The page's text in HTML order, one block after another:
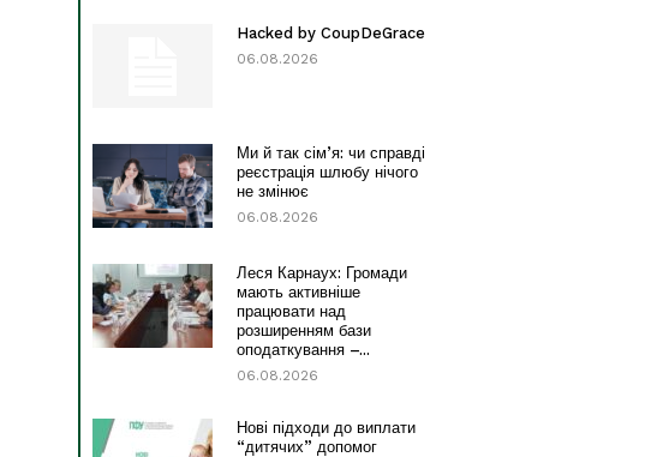
Hacked by CoupDeGrace
06.08.2026
Ми й так сім’я: чи справді
реєстрація шлюбу нічого
не змінює
06.08.2026
Леся Карнаух: Громади
мають активніше
працювати над
розширенням бази
оподаткування –...
06.08.2026
Нові підходи до виплати
“дитячих” допомог